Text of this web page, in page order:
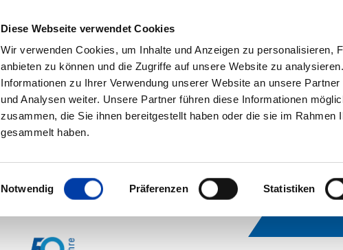
Diese Webseite verwendet Cookies
Wir verwenden Cookies, um Inhalte und Anzeigen zu personalisieren,
anbieten zu können und die Zugriffe auf unsere Website zu
Informationen zu Ihrer Verwendung unserer Website an unsere
und Analysen weiter. Unsere Partner führen diese Informationen
zusammen, die Sie ihnen bereitgestellt haben oder die sie im Rahmen
gesammelt haben.
Einwilligungsauswahl
Notwendig Präferenzen Statistiken